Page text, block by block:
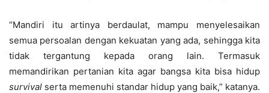
“Mandiri itu artinya berdaulat, mampu menyelesaikan
semua persoalan dengan kekuatan yang ada, sehingga kita
tidak tergantung kepada orang lain. Termasuk
memandirikan pertanian kita agar bangsa kita bisa hidup
survival serta memenuhi standar hidup yang baik,” katanya.